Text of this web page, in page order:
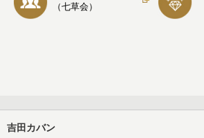
（七草会）
吉田カバン